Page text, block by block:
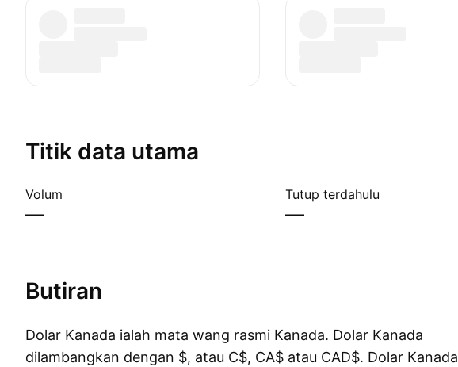
Titik data utama
Volum
—
Tutup terdahulu
—
Butiran
Dolar Kanada ialah mata wang rasmi Kanada. Dolar Kanada
dilambangkan dengan $, atau C$, CA$ atau CAD$. Dolar Kanada